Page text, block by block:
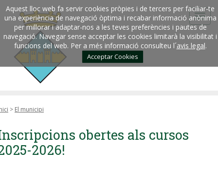
Aquest lloc web fa servir cookies pròpies i de tercers per faciliar-te
una experiència de navegació òptima i recabar informació anònima
per millorar i adaptar-nos a les teves preferències i pautes de
navegació. Navegar sense acceptar les cookies limitarà la visibilitat i
funcions del web. Per a més informació consulteu l´avis legal.
Acceptar Cookies
> El municipi
obertes als cursos
2026!